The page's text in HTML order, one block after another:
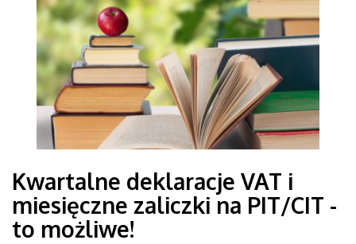
Kwartalne deklaracje VAT i
miesięczne zaliczki na PIT/CIT -
to możliwe!